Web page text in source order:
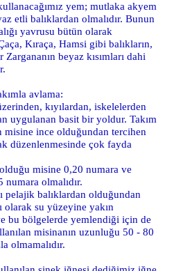
yem; mutlaka akyem
etli balıklardan olmalıdır. Bunun
yavrusu bütün olarak
Kıraça, Hamsi gibi balıkların,
Zargananın beyaz kısımları dahi
avlama:
kıyılardan, iskelelerden
uygulanan basit bir yoldur. Takım
misine ince olduğundan tercihen
düzenlenmesinde çok fayda
misine 0,20 numara ve
numara olmalıdır.
pelajik balıklardan olduğundan
olarak su yüzeyine yakın
bu bölgelerde yemlendiği için de
misinanın uzunluğu 50 - 80
olmamalıdır.